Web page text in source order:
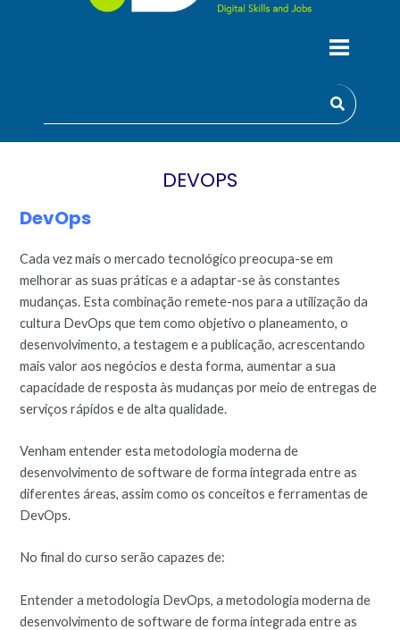
DEVOPS
DevOps
Cada vez mais o mercado tecnológico preocupa-se em
melhorar as suas práticas e a adaptar-se às constantes
mudanças. Esta combinação remete-nos para a utilização da
cultura DevOps que tem como objetivo o planeamento, o
desenvolvimento, a testagem e a publicação, acrescentando
mais valor aos negócios e desta forma, aumentar a sua
capacidade de resposta às mudanças por meio de entregas de
serviços rápidos e de alta qualidade.
Venham entender esta metodologia moderna de
desenvolvimento de software de forma integrada entre as
diferentes áreas, assim como os conceitos e ferramentas de
DevOps.
No final do curso serão capazes de:
Entender a metodologia DevOps, a metodologia moderna de
desenvolvimento de software de forma integrada entre as